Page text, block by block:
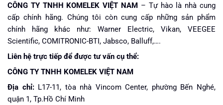
CÔNG TY TNHH KOMELEK VIỆT NAM – Tự hào là nhà cung
cấp chính hãng. Chúng tôi còn cung cấp những sản phẩm
chính hãng khác như: Warner Electric, Vikan, VEEGEE
Scientific, COMITRONIC-BTI, Jabsco, Balluff,….
Liên hệ trực tiếp để được tư vấn cụ thể:
CÔNG TY TNHH KOMELEK VIỆT NAM
Địa chỉ:L17-11, tòa nhà Vincom Center, phường Bến Nghé,
quận 1, Tp.Hồ Chí Minh